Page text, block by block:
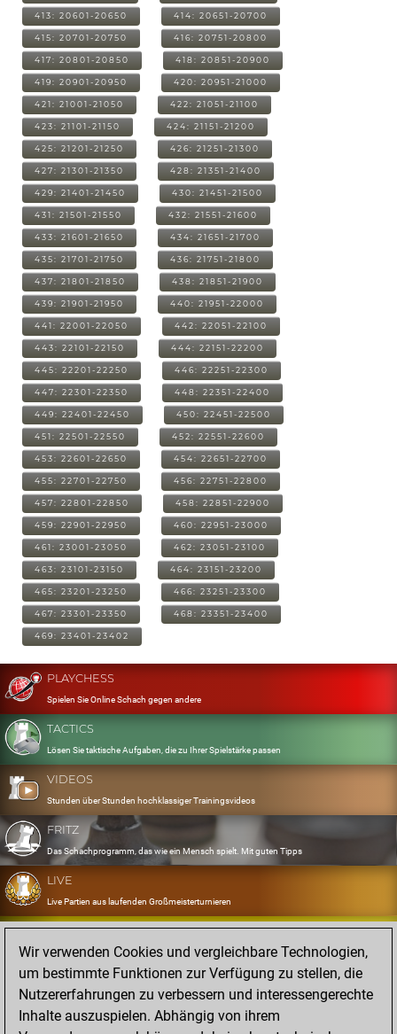
413: 20601-20650 414: 20651-20700
415: 20701-20750 416: 20751-20800
417: 20801-20850 418: 20851-20900
419: 20901-20950 420: 20951-21000
421: 21001-21050 422: 21051-21100
423: 21101-21150 424: 21151-21200
425: 21201-21250 426: 21251-21300
427: 21301-21350 428: 21351-21400
429: 21401-21450 430: 21451-21500
431: 21501-21550 432: 21551-21600
433: 21601-21650 434: 21651-21700
435: 21701-21750 436: 21751-21800
437: 21801-21850 438: 21851-21900
439: 21901-21950 440: 21951-22000
441: 22001-22050 442: 22051-22100
443: 22101-22150 444: 22151-22200
445: 22201-22250 446: 22251-22300
447: 22301-22350 448: 22351-22400
449: 22401-22450 450: 22451-22500
451: 22501-22550 452: 22551-22600
453: 22601-22650 454: 22651-22700
455: 22701-22750 456: 22751-22800
457: 22801-22850 458: 22851-22900
459: 22901-22950 460: 22951-23000
461: 23001-23050 462: 23051-23100
463: 23101-23150 464: 23151-23200
465: 23201-23250 466: 23251-23300
467: 23301-23350 468: 23351-23400
469: 23401-23402
PLAYCHESS
Spielen Sie Online Schach gegen andere
TACTICS
Lösen Sie taktische Aufgaben, die zu Ihrer Spielstärke passen
VIDEOS
Stunden über Stunden hochklassiger Trainingsvideos
FRITZ
Das Schachprogramm, das wie ein Mensch spielt. Mit guten Tipps
LIVE
Live Partien aus laufenden Großmeisterturnieren
OPENINGS
Erfassen und Üben Sie Ihr Eröffnungsrepertoire
DATABASE
Acht Millionen starke Partien
Wir verwenden Cookies und vergleichbare Technologien,
um bestimmte Funktionen zur Verfügung zu stellen, die
Nutzererfahrungen zu verbessern und interessengerechte
Inhalte auszuspielen. Abhängig von ihrem